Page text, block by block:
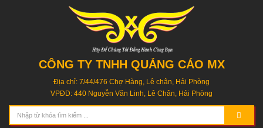
CÔNG TY TNHH QUẢNG CÁO MX
Địa chỉ: 7/44/476 Chợ Hàng, Lê chân, Hải Phòng
VPĐD: 440 Nguyễn Văn Linh, Lê Chân, Hải Phòng